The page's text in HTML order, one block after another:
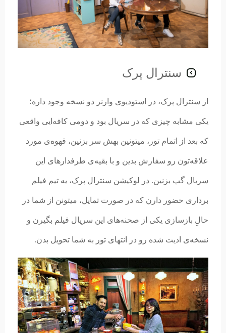
سنترال پرک
از سنترال پرک، در استودیوی وارنر دو نسخه وجود داره؛
یکی مشابه چیزی که در سریال بود و دومی کافه‌ایی واقعی
که بعد از اتمام تور، میتونین بهش سر بزنین، قهوه‌ی مورد
علاقه‌تون رو سفارش بدین و با بقیه‌ی طرفدارهای این
سریال گپ بزنین. در لوکیشن سنترال پرک، یه تیم فیلم
برداری حضور دارن که در صورت تمایل، میتونن از شما در
حالِ بازسازی یکی از صحنه‌های این سریال فیلم بگیرن و
نسخه‌ی ادیت شده رو در انتهای تور به شما تحویل بدن.